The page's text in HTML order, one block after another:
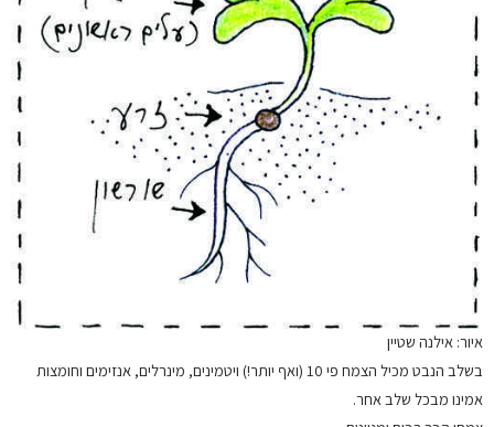
איור: אילנה שטיין
בשלב הנבט מכיל הצמח פי 10 (ואף יותר!) ויטמינים, מינרלים, אנזימים וחומצות
אמינו מבכל שלב אחר.